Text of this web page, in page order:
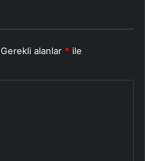
Gerekli alanlar * ile